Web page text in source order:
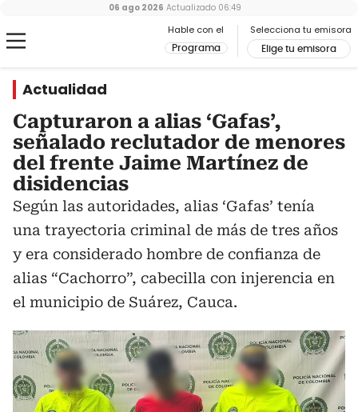
Hable con el
Programa
Selecciona tu emisora
Elige tu emisora
06 ago 2026 Actualizado 06:49
Actualidad
Capturaron a alias ‘Gafas’,
señalado reclutador de menores
del frente Jaime Martínez de
disidencias
Según las autoridades, alias ‘Gafas’ tenía
una trayectoria criminal de más de tres años
y era considerado hombre de confianza de
alias “Cachorro”, cabecilla con injerencia en
el municipio de Suárez, Cauca.